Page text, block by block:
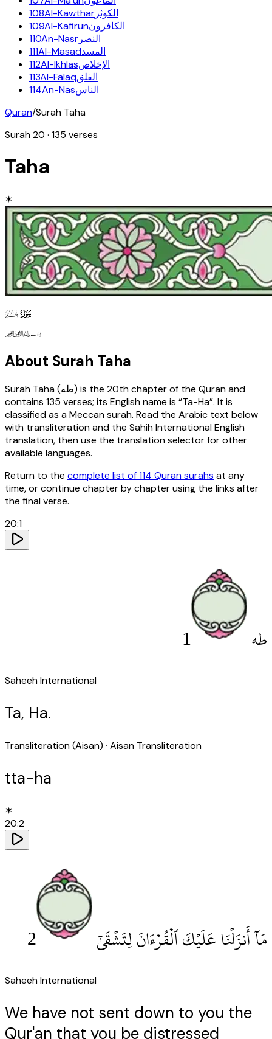
108Al-Kawthar الكوثر
109Al-Kafirunالكافرون
110An-Nasr النصر
111Al-Masadالمسد
112Al-Ikhlasالإخلاص
113Al-Falaqالفلق
114An-Nasالناس
Quran/Surah Taha
Surah20 · 135 verses
Taha
✶
20 130
127
About Surah Taha
Surah Taha(طه) is the 20thchapter of the Quran and
contains 135 verses; its English name is “Ta-Ha”. It is
classified as a Meccan surah. Read the Arabic text below
with transliteration and the Sahih International English
translation, then use the translation selector for other
available languages.
Return to the complete list of 114 Quran surahs at any
time, or continue chapter by chapter using the links after
the final verse.
20:1
طه 1
Saheeh International
Ta, Ha.
Transliteration (Aisan) · Aisan Transliteration
tta-ha
✶
20:2
مَآ أَنزَلْنَا عَلَيْكَ ٱلْقُرْءَانَ لِتَشْقَىٰٓ 2
Saheeh International
We have not sent down to you the
Qur'an that you be distressed